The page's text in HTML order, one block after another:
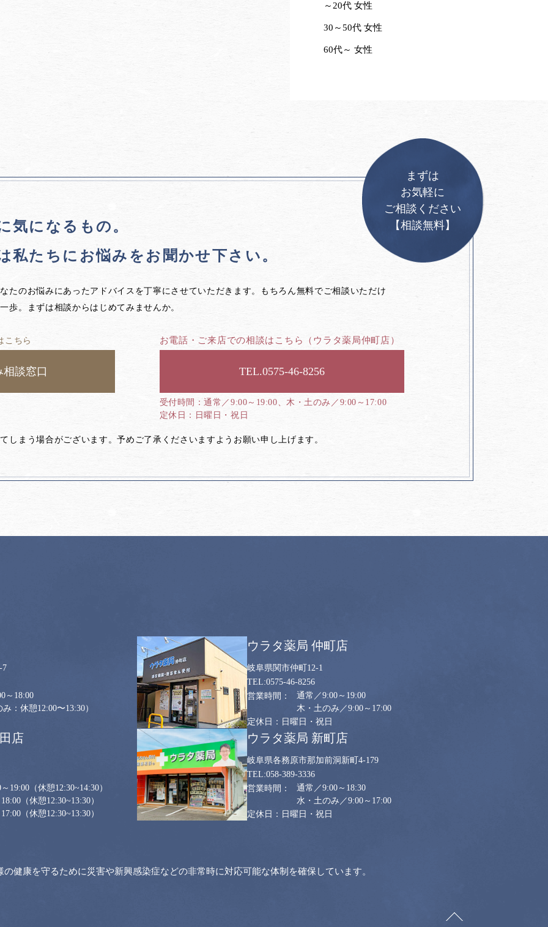
～20代 女性
30～50代 女性
60代～ 女性
気になるもの。
私たちに お悩みをお聞かせ下さい。
たのお悩みにあったアドバイスを丁寧にさせていただきます。もちろん無料でご相談いただけ
歩。まずは相談からはじめてみませんか。
こちら
談窓口
お電話・ご来店での相談はこちら （ウラタ薬局仲町店）
0575-46-8256
通常／9:00～19:00、木・土のみ／9:00～17:00
日曜日・祝日
まう場合がございます。予めご了承くださいますようお願い申し上げます。
まずは
お気軽に
ご相談ください
【相談無料】
7
～18:00
：休憩12:00〜13:30）
ウラタ薬局 仲町店
岐阜県関市仲町12-1
0575-46-8256
通常／9:00～19:00
木・土のみ／9:00～17:00
日曜日・祝日
店
19:00 （休憩12:30~14:30）
（休憩12:30~13:30）
（休憩12:30~13:30）
ウラタ薬局 新町店
岐阜県各務原市那加前洞新町4-179
058-389-3336
通常／9:00～18:30
水・土のみ／9:00～17:00
日曜日・祝日
健康を守るために災害や新興感染症などの非常時に対応可能な体制を確保しています。